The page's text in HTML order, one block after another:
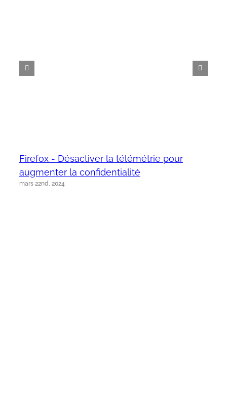
Firefox - Désactiver la télémétrie pour
augmenter la confidentialité
mars 22nd, 2024